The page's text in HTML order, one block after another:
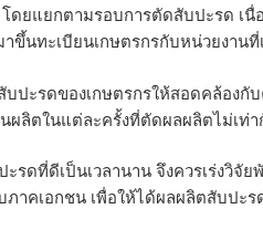
โดยแยกตามรอบการตัดสับปะรด
ขึ้นทะเบียนเกษตรกรกับหน่วยงานที่
ะรดของเกษตรกรให้สอดคล้องกับ
ผลิตในแต่ละครั้งที่ตัดผลผลิตไม่เท่า
รดที่ดีเป็นเวลานาน จึงควรเร่งวิ
คเอกชน เพื่อให้ได้ผลผลิตสับปะ